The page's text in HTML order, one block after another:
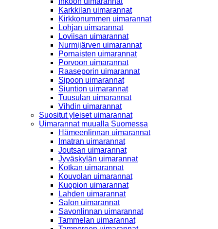
Karkkilan uimarannat
Kirkkonummen uimarannat
Lohjan uimarannat
Loviisan uimarannat
Nurmijärven uimarannat
Pornaisten uimarannat
Porvoon uimarannat
Raaseporin uimarannat
Sipoon uimarannat
Siuntion uimarannat
Tuusulan uimarannat
Vihdin uimarannat
Suositut yleiset uimarannat
Uimarannat muualla Suomessa
Hämeenlinnan uimarannat
Imatran uimarannat
Joutsan uimarannat
Jyväskylän uimarannat
Kotkan uimarannat
Kouvolan uimarannat
Kuopion uimarannat
Lahden uimarannat
Salon uimarannat
Savonlinnan uimarannat
Tammelan uimarannat